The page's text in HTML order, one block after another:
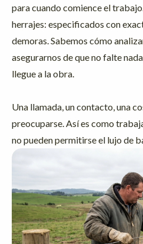
para cuando comience el
herrajes: especificados con
demoras. Sabemos cómo
asegurarnos de que no falte
llegue a la obra.
Una llamada, un contacto, una
preocuparse. Así es como
no pueden permitirse el lujo de